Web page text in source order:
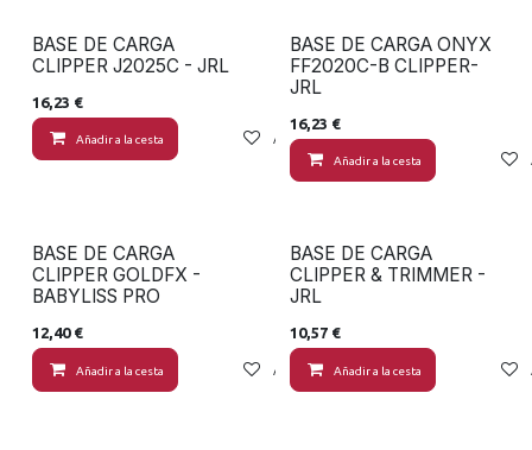
BASE DE CARGA
CLIPPER J2025C - JRL
16,23 €
Añadir a la cesta Añadir a lista de deseos
BASE DE CARGA ONYX
FF2020C-B CLIPPER-
JRL
16,23 €
Añadir a la cesta
BASE DE CARGA
CLIPPER GOLDFX -
BABYLISS PRO
12,40€
Añadir a la cesta Añadir a lista de deseos
BASE DE CARGA
CLIPPER & TRIMMER -
JRL
10,57€
Añadir a la cesta